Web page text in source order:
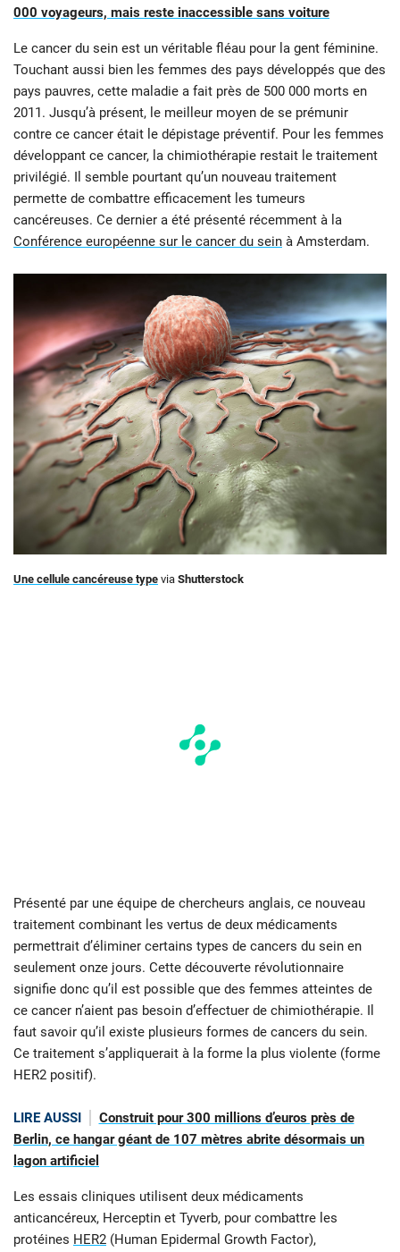
000 voyageurs, mais reste inaccessible sans voiture
Le cancer du sein est un véritable fléau pour la gent féminine.
Touchant aussi bien les femmes des pays développés que des
pays pauvres, cette maladie a fait près de 500 000 morts en
2011. Jusqu’à présent, le meilleur moyen de se prémunir
contre ce cancer était le dépistage préventif. Pour les femmes
développant ce cancer, la chimiothérapie restait le traitement
privilégié. Il semble pourtant qu’un nouveau traitement
permette de combattre efficacement les tumeurs
cancéreuses. Ce dernier a été présenté récemment à la
Conférence européenne sur le cancer du sein à Amsterdam.
Une cellule cancéreuse type via Shutterstock
Présenté par une équipe de chercheurs anglais, ce nouveau
traitement combinant les vertus de deux médicaments
permettrait d’éliminer certains types de cancers du sein en
seulement onze jours. Cette découverte révolutionnaire
signifie donc qu’il est possible que des femmes atteintes de
ce cancer n’aient pas besoin d’effectuer de chimiothérapie. Il
faut savoir qu’il existe plusieurs formes de cancers du sein.
Ce traitement s’appliquerait à la forme la plus violente (forme
HER2 positif).
LIRE AUSSI
Construit pour 300 millions d’euros près de
Berlin, ce hangar géant de 107 mètres abrite désormais un
lagon artificiel
Les essais cliniques utilisent deux médicaments
anticancéreux, Herceptin et Tyverb, pour combattre les
protéines HER2 (Human Epidermal Growth Factor),